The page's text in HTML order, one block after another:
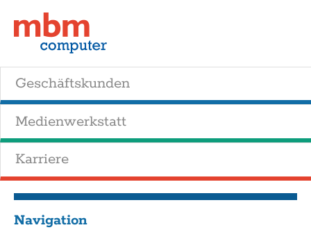
Geschäftskunden
Medienwerkstatt
Karriere
Navigation